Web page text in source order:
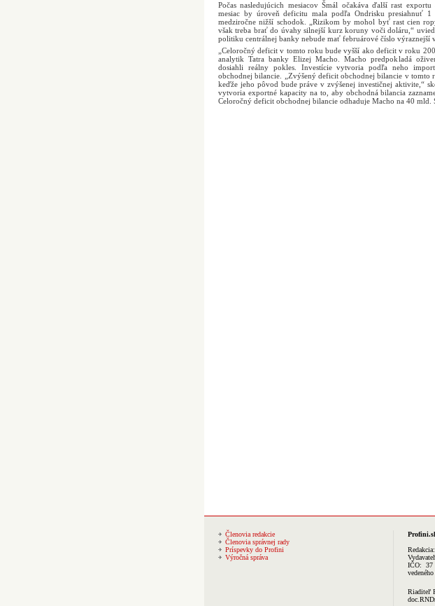
Počas nasledujúcich mesiacov Šmál očakáva ďalší rast
mesiac by úroveň deficitu mala podľa Ondrisku presiahnuť
medziročne nižší schodok. „Rizikom by mohol byť rast cien
však treba brať do úvahy silnejší kurz koruny voči doláru,“
politiku centrálnej banky nebude mať februárové číslo výraznejší
„Celoročný deficit v tomto roku bude vyšší ako deficit v roku
analytik Tatra banky Elizej Macho. Macho predpokladá
dosiahli reálny pokles. Investície vytvoria podľa neho
obchodnej bilancie. „Zvýšený deficit obchodnej bilancie v tomto
keďže jeho pôvod bude práve v zvýšenej investičnej aktivite,“
vytvoria exportné kapacity na to, aby obchodná bilancia
Celoročný deficit obchodnej bilancie odhaduje Macho na 40 mld.
Členovia redakcie
Členovia správnej rady
Príspevky do Profini
Výročná správa
Redakcia:
IČO: 37
Riaditeľ